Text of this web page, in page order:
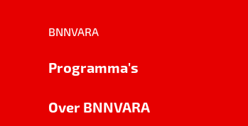
BNNVARA
Programma's
Over BNNVARA